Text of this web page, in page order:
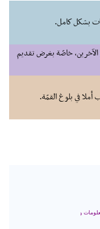
بشكل كامل.
خاصّة بغرض تقديم
في بلوغ القمّة.